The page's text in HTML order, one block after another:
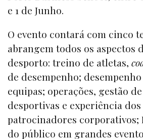
e 1 de Junho.
O evento contará com cinco
abrangem todos os aspectos
desporto: treino de atletas,
de desempenho;
equipas; operações, gestão
desportivas e experiência
patrocinadores corporativos;
do público em grandes